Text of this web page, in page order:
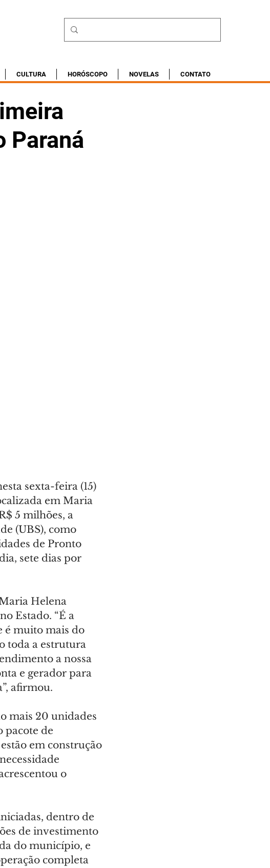
CULTURA HORÓSCOPO NOVELAS CONTATO
Paraná
sexta-feira (15)
em Maria
5 milhões, a
(UBS), como
de Pronto
sete dias por
Helena
Estado. “É a
é muito mais do
toda a estrutura
a nossa
e gerador para
afirmou.
mais 20 unidades
pacote de
em construção
o
dentro de
de investimento
do município, e
completa